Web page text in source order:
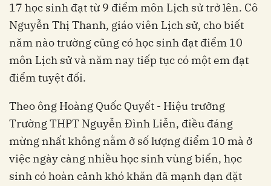
17 học sinh đạt từ 9 điểm môn Lịch sử trở lên. Cô
Nguyễn Thị Thanh, giáo viên Lịch sử, cho biết
năm nào trường cũng có học sinh đạt điểm 10
môn Lịch sử và năm nay tiếp tục có một em đạt
điểm tuyệt đối.
Theo ông Hoàng Quốc Quyết - Hiệu trưởng
Trường THPT Nguyễn Đình Liễn, điều đáng
mừng nhất không nằm ở số lượng điểm 10 mà ở
việc ngày càng nhiều học sinh vùng biển, học
sinh có hoàn cảnh khó khăn đã mạnh dạn đặt